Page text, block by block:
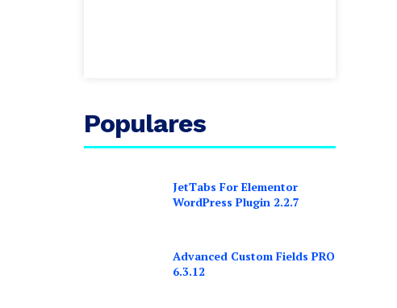
Populares
JetTabs For Elementor
WordPress Plugin 2.2.7
Advanced Custom Fields PRO
6.3.12